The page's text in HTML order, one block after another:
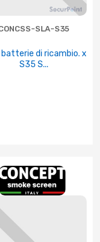
SLA-S35
batterie di ricambio. x
S35 S...